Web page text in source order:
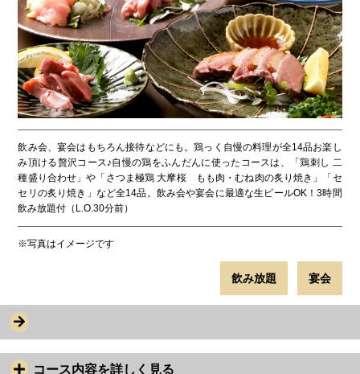
飲み会、宴会はもちろん接待などにも。鶏っく自慢の料理が全14品お楽し
み頂ける贅沢コース♪自慢の鶏をふんだんに使ったコースは、「鶏刺し 二
種盛り合わせ」や「さつま極鶏 大摩桜 もも肉・むね肉の炙り焼き」「セ
セリの炙り焼き」など全14品。飲み会や宴会に最適な生ビールOK！3時間
飲み放題付（L.O.30分前）
※写真はイメージです
飲み放題 宴会
コース内容を詳しく見る